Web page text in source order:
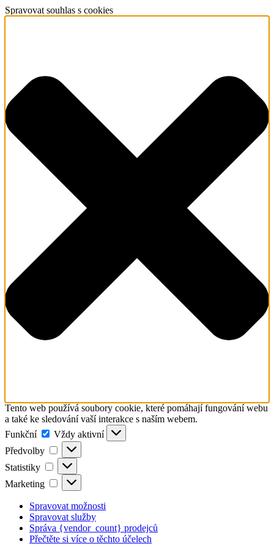
Spravovat souhlas s cookies
Tento web používá soubory cookie, které pomáhají fungování webu
a také ke sledování vaší interakce s naším webem.
Funkční
Funkční
Vždy aktivní
Předvolby
Předvolby
Statistiky Statistiky
Marketing Marketing
Spravovat možnosti
Spravovat služby
Správa {vendor_count} prodejců
Přečtěte si více o těchto účelech